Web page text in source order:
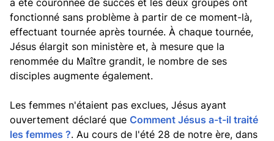
a été couronnée de succès et les deux groupes ont
fonctionné sans problème à partir de ce moment-là,
effectuant tournée après tournée. À chaque tournée,
Jésus élargit son ministère et, à mesure que la
renommée du Maître grandit, le nombre de ses
disciples augmente également.
Les femmes n'étaient pas exclues, Jésus ayant
ouvertement déclaré que Comment Jésus a-t-il traité
les femmes ?. Au cours de l'été 28 de notre ère, dans